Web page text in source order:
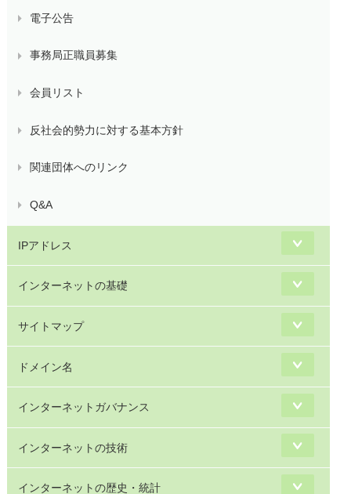
電子公告
事務局正職員募集
会員リスト
反社会的勢力に対する基本方針
関連団体へのリンク
Q&A
IPアドレス
インターネットの基礎
サイトマップ
ドメイン名
インターネットガバナンス
インターネットの技術
インターネットの歴史・統計